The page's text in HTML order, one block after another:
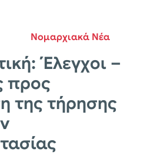
Νομαρχιακά Νέα
Έλεγχοι –
προς
της τήρησης